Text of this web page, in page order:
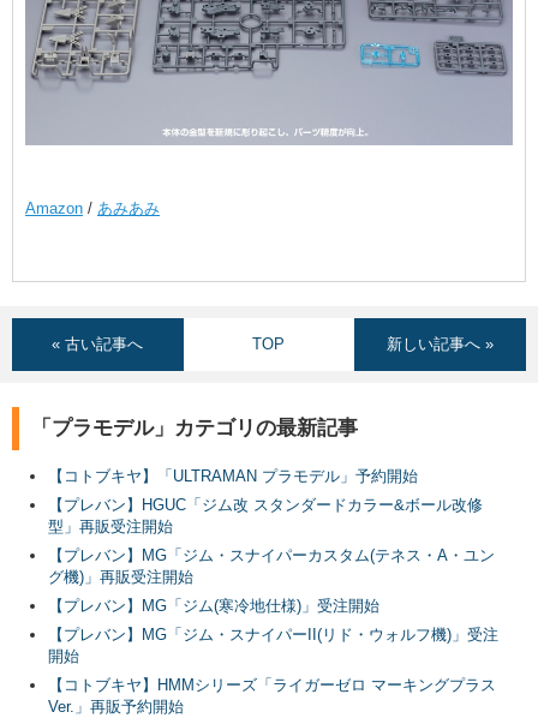
Amazon / あみあみ
« 古い記事へ TOP 新しい記事へ »
「プラモデル」カテゴリの最新記事
【コトブキヤ】「ULTRAMAN プラモデル」予約開始
【プレバン】HGUC「ジム改 スタンダードカラー&ボール改修
型」再販受注開始
【プレバン】MG「ジム・スナイパーカスタム(テネス・A・ユン
グ機)」再販受注開始
【プレバン】MG「ジム(寒冷地仕様)」受注開始
【プレバン】MG「ジム・スナイパーII(リド・ウォルフ機)」受注
開始
【コトブキヤ】HMMシリーズ「ライガーゼロ マーキングプラス
Ver.」再販予約開始